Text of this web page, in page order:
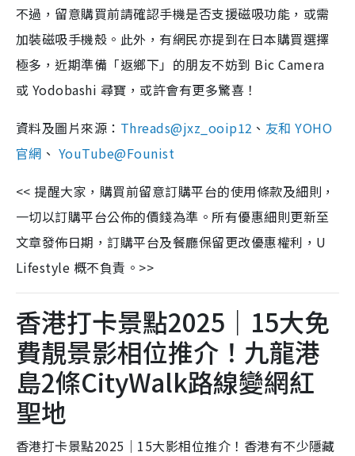
不過，留意購買前請確認手機是否支援磁吸功能，或需
加裝磁吸手機殼。此外，有網民亦提到在日本購買選擇
極多，近期準備「返鄉下」的朋友不妨到 Bic Camera
或 Yodobashi 尋寶，或許會有更多驚喜！
資料及圖片來源： Threads@jxz_ooip12 、 友和 YOHO
官網 、 YouTube@Founist
<< 提醒大家，購買前留意訂購平台的使用條款及細則，
一切以訂購平台公佈的價錢為準。所有優惠細則更新至
文章發佈日期，訂購平台及餐廳保留更改優惠權利，U
Lifestyle 概不負責。>>
香港打卡景點2025｜15大免
費靚景影相位推介！九龍港
島2條CityWalk路線變網紅
聖地
香港打卡景點2025｜15大影相位推介！香港有不少隱藏